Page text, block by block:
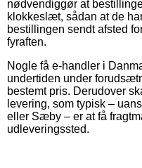
nødvendiggør at
klokkeslæt, sådan at de
bestillingen sendt afsted
fyraften.
Nogle få e-handler i
undertiden under
bestemt pris. Derudover
levering, som typisk –
eller Sæby – er at få
udleveringssted.